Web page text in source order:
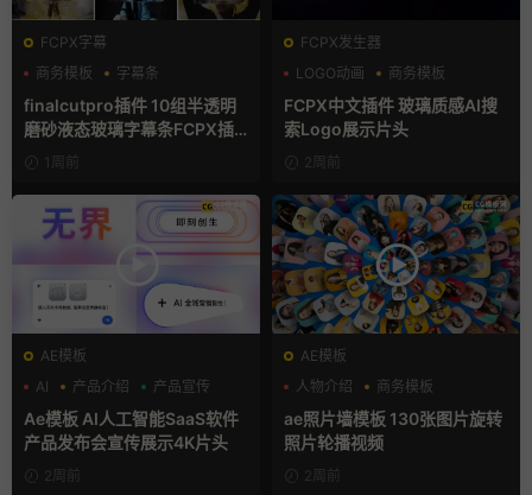
FCPX字幕
商务模板
字幕条
finalcutpro插件 10组半透明
磨砂液态玻璃字幕条FCPX插
1周前
FCPX发生器
LOGO动画
商务模板
支持Intel+M芯片
FCPX中文插件 玻璃质感AI搜
索Logo展示片头
2周前
AE模板
AI
产品介绍 产品宣传
Ae模板 AI人工智能SaaS软件
产品发布会宣传展示4K片头
2周前
AE模板
人物介绍
商务模板
幻灯片
ae照片墙模板 130张图片旋转
照片轮播视频
2周前